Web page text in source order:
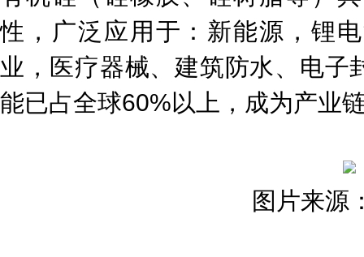
性，广泛应用于：新能源，锂
业，医疗器械、建筑防水、电子
能已占全球60%以上，成为产业
图片来源